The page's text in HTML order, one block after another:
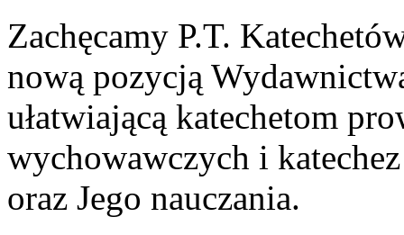
Zachęcamy P.T.
nową pozycją
ułatwiającą katechetom
wychowawczych i
oraz Jego nauczania.